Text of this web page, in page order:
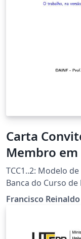
Carta
Membro em
TCC1..2: Modelo
Banca do Curso
UTFPR-FB Template por Francisco
versao 2link
Francisco Reinaldo